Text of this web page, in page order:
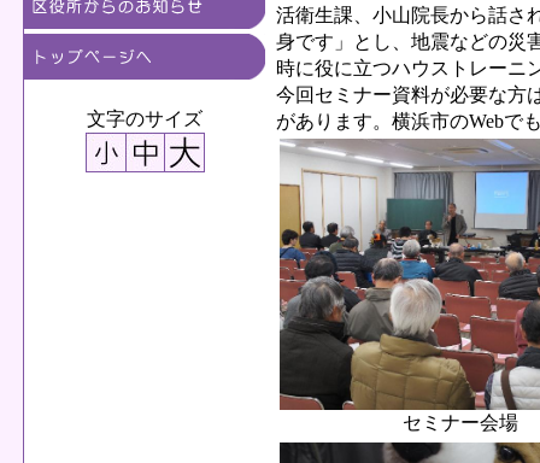
文字のサイズ
活衛生課、小山院長から話さ
身です」とし、地震などの災
時に役に立つハウストレーニ
今回セミナー資料が必要な方
があります。横浜市のWebで
セミナー会場